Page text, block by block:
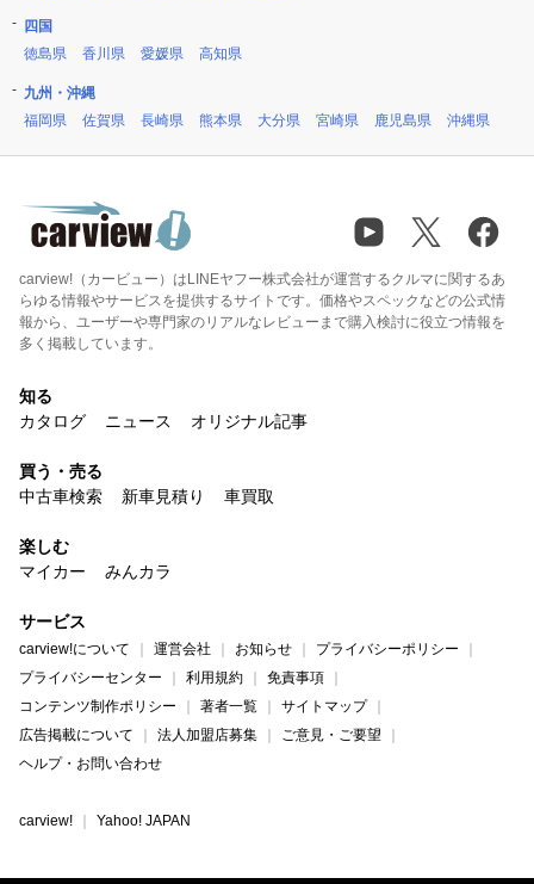
四国
徳島県
香川県 愛媛県 高知県
九州・沖縄
福岡県
佐賀県 長崎県 熊本県 大分県 宮崎県 鹿児島県 沖縄県
carview!（カービュー）はLINEヤフー株式会社が運営するクルマに関するあ
らゆる情報やサービスを提供するサイトです。価格やスペックなどの公式情
報から、ユーザーや専門家のリアルなレビューまで購入検討に役立つ情報を
多く掲載しています。
知る
カタログ
ニュース オリジナル記事
買う・売る
中古車検索
新車見積り 車買取
楽しむ
マイカー
みんカラ
サービス
carview!について 運営会社 お知らせ
プライバシーポリシー
プライバシーセンター
利用規約
免責事項
コンテンツ制作ポリシー
著者一覧
サイトマップ
広告掲載について
法人加盟店募集
ご意見・ご要望
ヘルプ・お問い合わせ
carview! Yahoo! JAPAN